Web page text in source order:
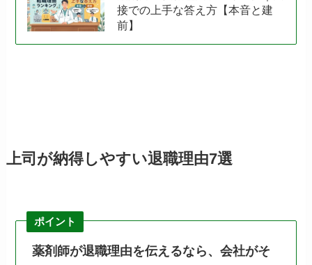
接での上手な答え方【本音と建
前】
上司が納得しやすい退職理由7選
ポイント
薬剤師が退職理由を伝えるなら、会社がそ